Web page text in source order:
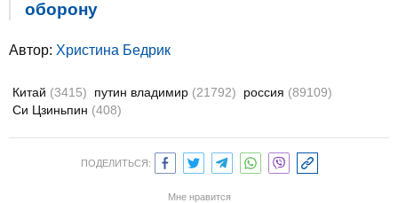
оборону
Автор: Христина Бедрик
Китай (3415) путин владимир (21792) россия (89109)
Си Цзиньпин (408)
ПОДЕЛИТЬСЯ:
Мне нравится